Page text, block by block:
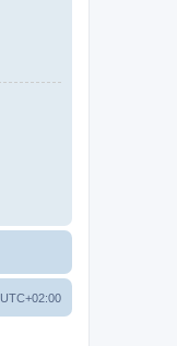
UTC+02:00